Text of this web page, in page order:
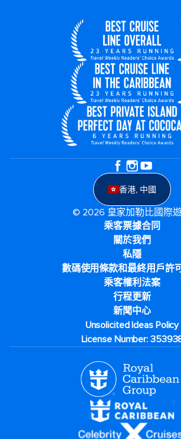
香港, 中國
© 2026 皇家加勒比國際
乘客票據合同
關於我們
私隱
數碼使用條款和最終用戶許
乘客權利法案
行程更新
新聞中心
Unsolicited Ideas Policy
License Number: